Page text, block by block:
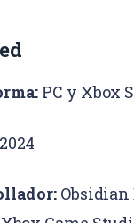
PC y Xbox